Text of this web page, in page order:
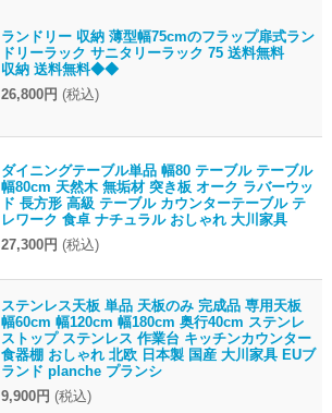
ランドリー 収納 薄型幅75cmのフラップ扉式ラン
ドリーラック サニタリーラック 75 送料無料
収納 送料無料◆◆
26,800円 (税込)
ダイニングテーブル単品 幅80 テーブル テーブル
幅80cm 天然木 無垢材 突き板 オーク ラバーウッ
ド 長方形 高級 テーブル カウンターテーブル テ
レワーク 食卓 ナチュラル おしゃれ 大川家具
27,300円 (税込)
ステンレス天板 単品 天板のみ 完成品 専用天板
幅60cm 幅120cm 幅180cm 奥行40cm ステンレ
ストップ ステンレス 作業台 キッチンカウンター
食器棚 おしゃれ 北欧 日本製 国産 大川家具 EUブ
ランド planche プランシ
9,900円 (税込)